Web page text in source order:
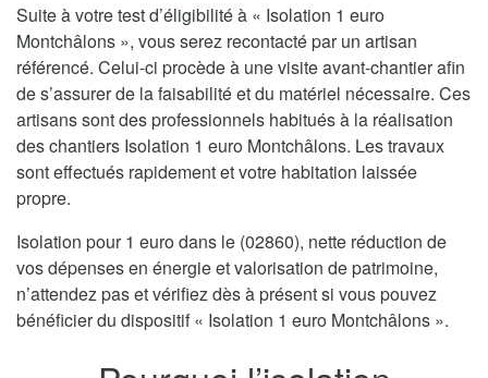
Suite à votre test d’éligibilité à « Isolation 1 euro
Montchâlons », vous serez recontacté par un artisan
référencé. Celui-ci procède à une visite avant-chantier afin
de s’assurer de la faisabilité et du matériel nécessaire. Ces
artisans sont des professionnels habitués à la réalisation
des chantiers Isolation 1 euro Montchâlons. Les travaux
sont effectués rapidement et votre habitation laissée
propre.
Isolation pour 1 euro dans le (02860), nette réduction de
vos dépenses en énergie et valorisation de patrimoine,
n’attendez pas et vérifiez dès à présent si vous pouvez
bénéficier du dispositif « Isolation 1 euro Montchâlons ».